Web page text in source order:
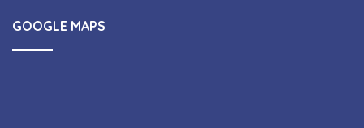
GOOGLE MAPS